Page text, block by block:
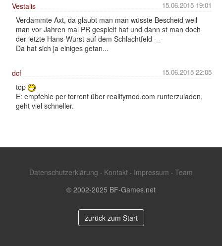
15.06.2015 19:01
Vestalis
Verdammte Axt, da glaubt man man wüsste Bescheid weil
man vor Jahren mal PR gespielt hat und dann st man doch
der letzte Hans-Wurst auf dem Schlachtfeld -_-
Da hat sich ja einiges getan...
15.06.2015 22:05
dcf
top
E: empfehle per torrent über realitymod.com runterzuladen,
geht viel schneller.
Datenschutzerklärung · Kontakt · Impressum · Team
© 2002-2025 BF-Games.net
zurück zum Start